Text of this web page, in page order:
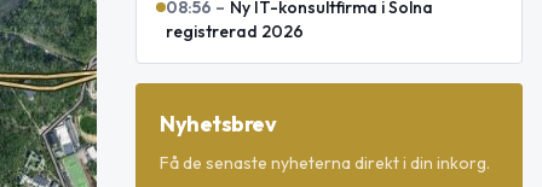
08:56 – Ny IT-konsultfirma i Solna
registrerad 2026
Nyhetsbrev
Få de senaste nyheterna direkt i din inkorg.